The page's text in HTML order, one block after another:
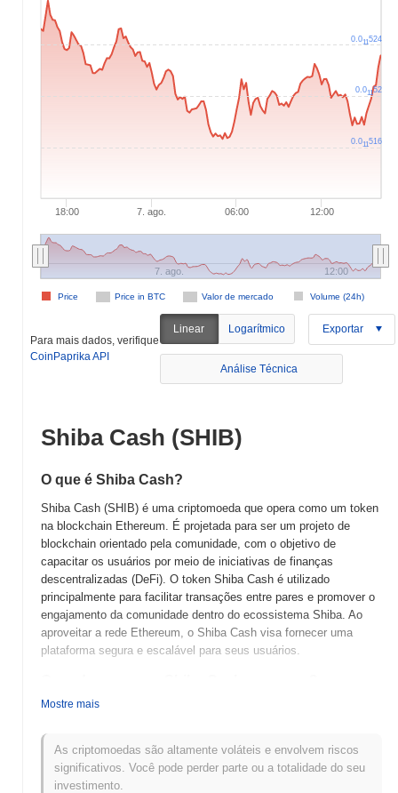
18:00 7. ago. 06:00 12:00
Price in BTC Valor de mercado Volume (24h)
Price
7. ago. 12:00
0.011516
0.01152
0.011524
Para mais dados, verifique
CoinPaprika API
Linear Logarítmico Exportar
Análise Técnica
Shiba Cash (SHIB)
O que é Shiba Cash?
Shiba Cash (SHIB) é uma criptomoeda que opera como um token
na blockchain Ethereum. É projetada para ser um projeto de
blockchain orientado pela comunidade, com o objetivo de
capacitar os usuários por meio de iniciativas de finanças
descentralizadas (DeFi). O token Shiba Cash é utilizado
principalmente para facilitar transações entre pares e promover o
engajamento da comunidade dentro do ecossistema Shiba. Ao
aproveitar a rede Ethereum, o Shiba Cash visa fornecer uma
plataforma segura e escalável para seus usuários.
Shiba Cash (SHIB) foi lançado em 2021 como um token orientado
uma equipe anônima de desenvolvedores, tinha como objetivo
fornecer uma plataforma descentralizada para que os usuários
realizassem transações e apoiassem causas beneficentes. O
Mostre mais
As criptomoedas são altamente voláteis e envolvem riscos
significativos. Você pode perder parte ou a totalidade do seu
investimento.